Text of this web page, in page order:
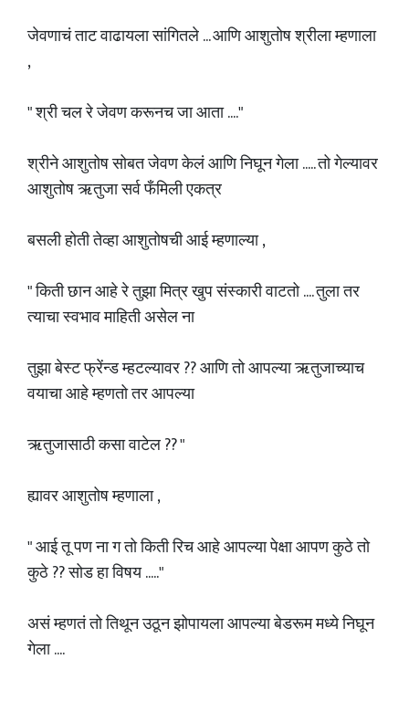
जेवणाचं ताट वाढायला सांगितले ... आणि आशुतोष श्रीला म्हणाला
,
" श्री चल रे जेवण करूनच जा आता ...."
श्रीने आशुतोष सोबत जेवण केलं आणि निघून गेला ..... तो गेल्यावर
आशुतोष ऋतुजा सर्व फँमिली एकत्र
बसली होती तेव्हा आशुतोषची आई म्हणाल्या ,
" किती छान आहे रे तुझा मित्र खुप संस्कारी वाटतो .... तुला तर
त्याचा स्वभाव माहिती असेल ना
तुझा बेस्ट फ्रेंन्ड म्हटल्यावर ?? आणि तो आपल्या ऋतुजाच्याच
वयाचा आहे म्हणतो तर आपल्या
ऋतुजासाठी कसा वाटेल ?? "
ह्यावर आशुतोष म्हणाला ,
" आई तू पण ना ग तो किती रिच आहे आपल्या पेक्षा आपण कुठे तो
कुठे ?? सोड हा विषय ....."
असं म्हणतं तो तिथून उठून झोपायला आपल्या बेडरूम मध्ये निघून
गेला ....